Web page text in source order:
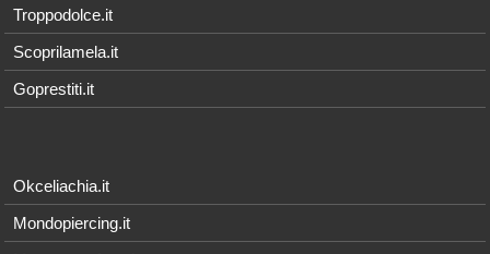
Troppodolce.it
Scoprilamela.it
Goprestiti.it
Okceliachia.it
Mondopiercing.it